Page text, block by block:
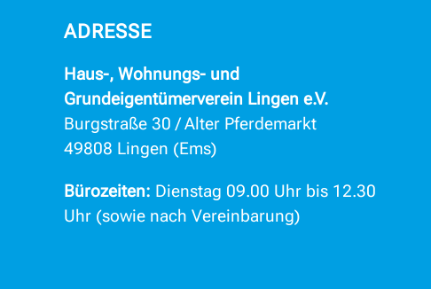
ADRESSE
Haus-, Wohnungs- und
Grundeigentümerverein Lingen e.V.
Burgstraße 30 / Alter Pferdemarkt
49808 Lingen (Ems)
Bürozeiten: Dienstag 09.00 Uhr bis 12.30
Uhr (sowie nach Vereinbarung)